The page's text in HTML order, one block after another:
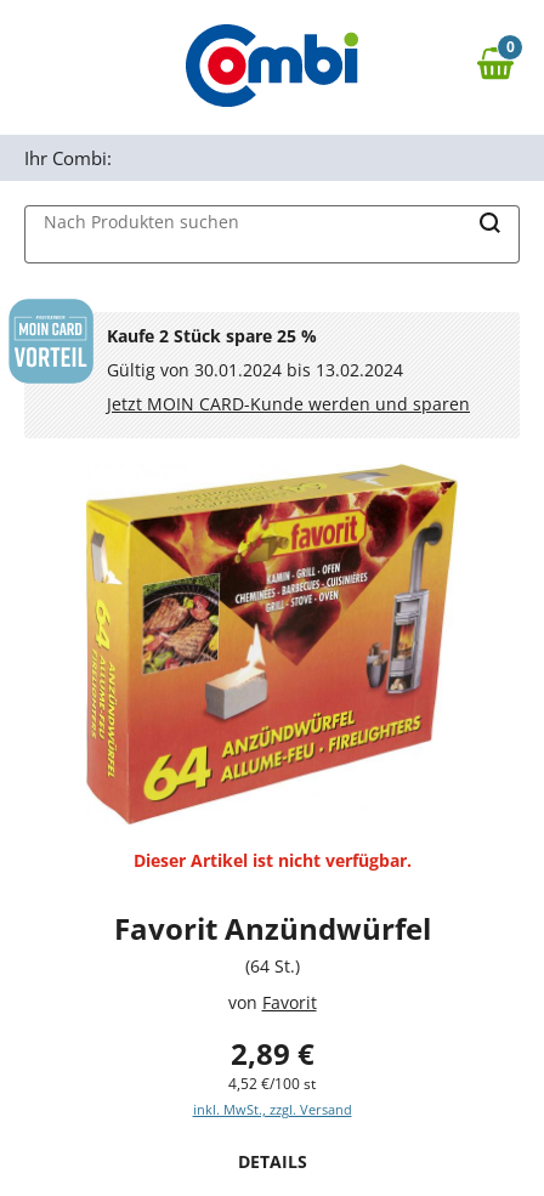
Zur Navigation springen
0,00 €
0
Nach Produkten suchen
Ihr Combi:
Kaufe 2 Stück spare 25 %
Gültig von 30.01.2024 bis 13.02.2024
Jetzt MOIN CARD-Kunde werden und sparen
Dieser Artikel ist nicht verfügbar.
Favorit Anzündwürfel
(64 St.)
von Favorit
2,89 €
4,52 €/100 st
inkl. MwSt., zzgl. Versand
DETAILS